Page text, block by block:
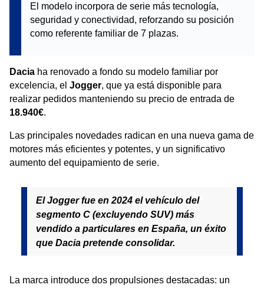
El modelo incorpora de serie más tecnología,
seguridad y conectividad, reforzando su posición
como referente familiar de 7 plazas.
Dacia ha renovado a fondo su modelo familiar por
excelencia, el Jogger, que ya está disponible para
realizar pedidos manteniendo su precio de entrada de
18.940€.
Las principales novedades radican en una nueva gama de
motores más eficientes y potentes, y un significativo
aumento del equipamiento de serie.
El Jogger fue en 2024 el vehículo del
segmento C (excluyendo SUV) más
vendido a particulares en España, un éxito
que Dacia pretende consolidar.
La marca introduce dos propulsiones destacadas: un